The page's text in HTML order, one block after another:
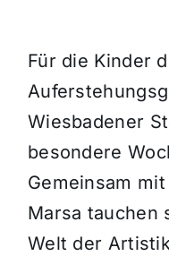
Für die Kinder
Wiesbadener
besondere
Gemeinsam
Marsa tauchen
Welt der